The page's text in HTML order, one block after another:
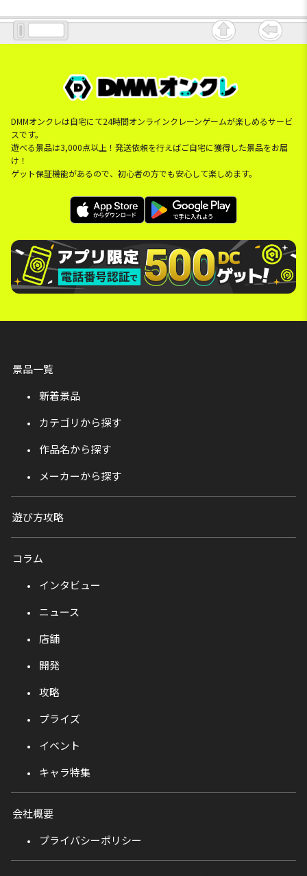
DMMオンクレは自宅にて24時間オンラインクレーンゲームが楽しめるサービ
スです。
遊べる景品は3,000点以上！発送依頼を行えばご自宅に獲得した景品をお届
け！
ゲット保証機能があるので、初心者の方でも安心して楽しめます。
景品一覧
新着景品
カテゴリから探す
作品名から探す
メーカーから探す
遊び方攻略
コラム
インタビュー
ニュース
店舗
開発
攻略
プライズ
イベント
キャラ特集
会社概要
プライバシーポリシー